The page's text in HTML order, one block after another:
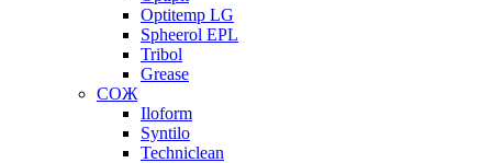
Optitemp LG
Spheerol EPL
Tribol
Grease
СОЖ
Iloform
Syntilo
Techniclean